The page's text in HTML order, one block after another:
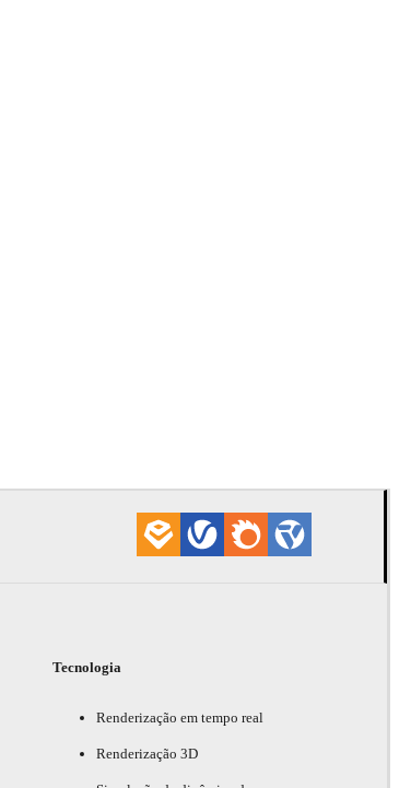
Tecnologia
Renderização em tempo real
Renderização 3D